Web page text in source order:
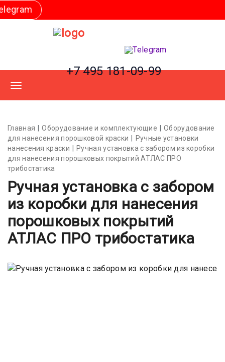
+7 495 181-09-99
Главная Оборудование и комплектующие
Оборудование
для нанесения порошковой краски
Ручные установки
нанесения краски
Ручная установка с забором из коробки
для нанесения порошковых покрытий АТЛАС ПРО
трибостатика
Ручная установка с забором
из коробки для нанесения
порошковых покрытий
АТЛАС ПРО трибостатика